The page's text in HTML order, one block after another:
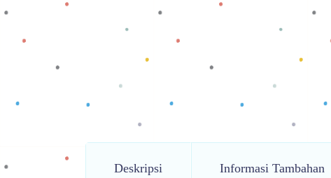
Deskripsi Informasi Tambahan